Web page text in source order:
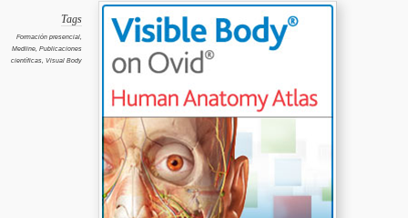
Tags
Formación presencial,
Medline, Publicaciones
científicas, Visual Body